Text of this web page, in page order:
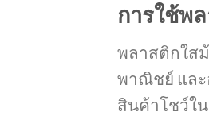
การใช้พ
พลาสติกใส
พาณิชย์ และ
สินค้าโชว์ใ